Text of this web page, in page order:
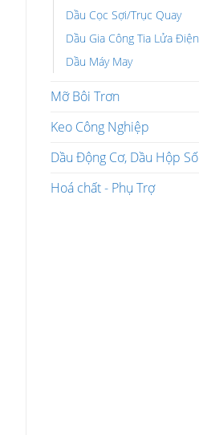
Dầu Cọc Sợi/Trục Quay
Dầu Gia Công Tia Lửa Điện
Dầu Máy May
Mỡ Bôi Trơn
Keo Công Nghiệp
Dầu Động Cơ, Dầu Hộp Số
Hoá chất - Phụ Trợ